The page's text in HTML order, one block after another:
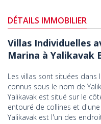
DÉTAILS IMMOBILIER
Villas Individuelles
Marina à Yalikavak
Les villas sont situées
connus sous le nom de
Yalikavak est situé sur le
entouré de collines et
Yalikavak est l'un des